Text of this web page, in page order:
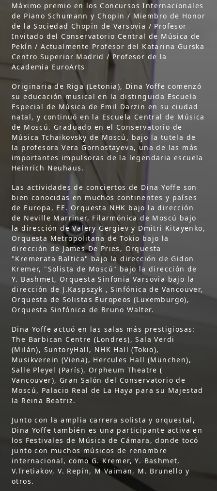
Máximo premio en los Concursos Internacionales
de Piano Schumann y Chopin / Miembro de Honor
de la Sociedad Chopin de Varsovia / Profesor
Invitado del Conservatorio Central de Música de
Pekín / Actualmente Profesor del Katarina Gurska
Centro Superior Madrid / Profesor de la
Academia EuroArts
Originaria de Riga (Letonia), Dina Yoffe comenzó
su educación musical en la distinguida Escuela
Especial de Música de Emil Darzin en su ciudad
natal, y continuó en la Escuela Central de Música
de Moscú. Graduado en el Conservatorio de
Música Tchaikovsky de Moscú, bajo la tutela de
la profesora Vera Gornostayeva, una de las más
importantes impulsoras de la legendaria escuela
Heinrich Neuhaus.
Las actividades de conciertos de Dina Yoffe son
bien conocidas en muchos continentes y países
de Europa, EE. Orquesta NHK bajo la dirección
de Neville Marriner, Filarmónica de Moscú bajo
la dirección de Valery Gergiev y Dmitri Kitayenko,
Orquesta Metropolitana de Tokio bajo la
dirección de James De Pries, Orquesta
"Kremerata Baltica" bajo la dirección de Gidon
Kremer, "Solista de Moscú" bajo la dirección de
Y. Bashmet, Orquesta Sinfonia Varsovia bajo la
dirección de J.Kaspszyk , Sinfónica de Vancouver,
Orquesta de Solistas Europeos (Luxemburgo),
Orquesta Sinfónica de Bruno Walter.
Dina Yoffe actuó en las salas más prestigiosas:
The Barbican Centre (Londres), Sala Verdi
(Milán), SuntoryHall, NHK Hall (Tokio),
Musikverein (Viena), Hercules Hall (München),
Salle Pleyel (París), Orpheum Theatre (
Vancouver), Gran Salón del Conservatorio de
Moscú, Palacio Real de La Haya para su Majestad
la Reina Beatriz.
Junto con la amplia carrera solista y orquestal,
Dina Yoffe también es una participante activa en
los Festivales de Música de Cámara, donde tocó
junto con muchos músicos de renombre
internacional, como G. Kremer, Y. Bashmet,
V.Tretiakov, V. Repin, M Vaiman, M. Brunello y
otros.